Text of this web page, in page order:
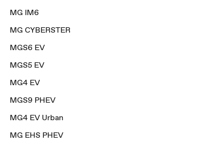
MG IM6
MG CYBERSTER
MGS6 EV
MGS5 EV
MG4 EV
MGS9 PHEV
MG4 EV Urban
MG EHS PHEV